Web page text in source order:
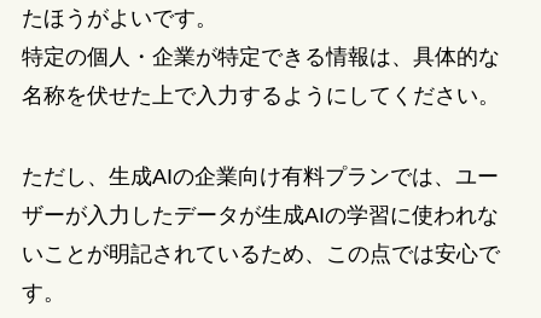
たほうがよいです。
特定の個人・企業が特定できる情報は、具体的な
名称を伏せた上で入力するようにしてください。
ただし、生成AIの企業向け有料プランでは、ユー
ザーが入力したデータが生成AIの学習に使われな
いことが明記されているため、この点では安心で
す。